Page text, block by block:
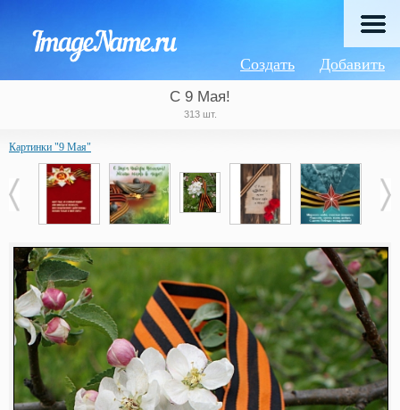
Добавить
Создать
C 9 Мая!
313 шт.
Картинки "9 Мая"